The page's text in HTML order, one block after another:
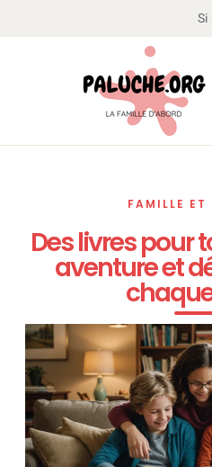
Si
FAMILLE ET
Des livres pour
aventure et